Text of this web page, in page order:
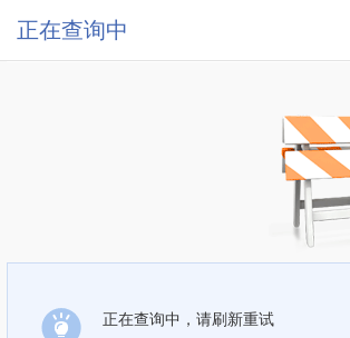
正在查询中
正在查询中，请刷新重试